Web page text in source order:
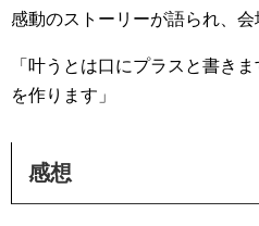
感動のストーリーが語られ、会
「叶うとは口にプラスと書き
を作ります」
感想